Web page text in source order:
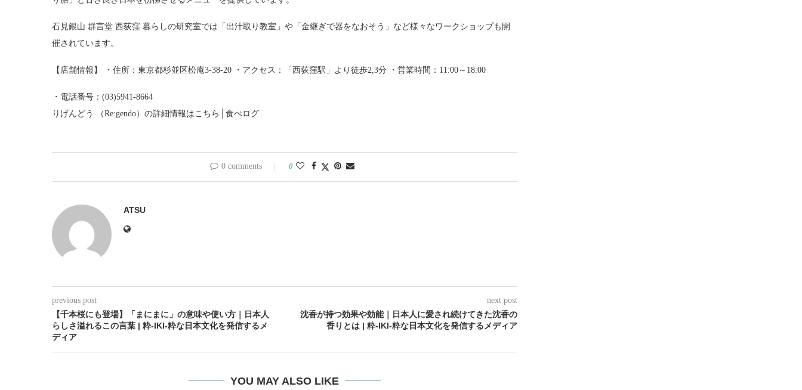
石見銀山 群言堂 西荻窪 暮らしの研究室では「出汁取り教室」や「金継ぎで器をなおそう」など様々なワークショップも開
催されています。
【店舗情報】 ・住所：東京都杉並区松庵3-38-20 ・アクセス：「西荻窪駅」より徒歩2,3分 ・営業時間：11:00～18:00
・電話番号：(03)5941-8664
りげんどう （Re:gendo）の詳細情報はこちら│食べログ
0 comments 0
ATSU
previous post
【千本桜にも登場】「まにまに」の意味や使い方｜日本人
らしさ溢れるこの言葉 | 粋-IKI-粋な日本文化を発信するメ
ディア
next post
沈香が持つ効果や効能｜日本人に愛され続けてきた沈香の
香りとは | 粋-IKI-粋な日本文化を発信するメディア
YOU MAY ALSO LIKE